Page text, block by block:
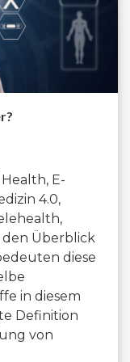
E-
4.0,
den Überblick
diese
in diesem
Definition
von